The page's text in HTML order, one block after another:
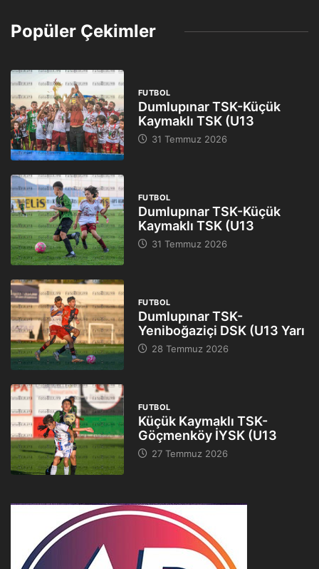
Popüler Çekimler
FUTBOL
Dumlupınar TSK-Küçük
Kaymaklı TSK (U13
31 Temmuz 2026
FUTBOL
Dumlupınar TSK-Küçük
Kaymaklı TSK (U13
31 Temmuz 2026
FUTBOL
Dumlupınar TSK-
Yeniboğaziçi DSK (U13 Yarı
28 Temmuz 2026
FUTBOL
Küçük Kaymaklı TSK-
Göçmenköy İYSK (U13
27 Temmuz 2026